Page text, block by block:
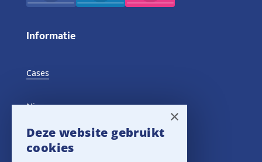
Informatie
Cases
Nieuws
Training Events
×
Deze website gebruikt
cookies